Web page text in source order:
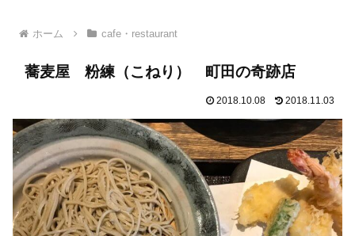
ホーム cafe・restaurant
蕎麦屋 粉練（こねり） 町田の奇跡店
2018.10.08 2018.11.03